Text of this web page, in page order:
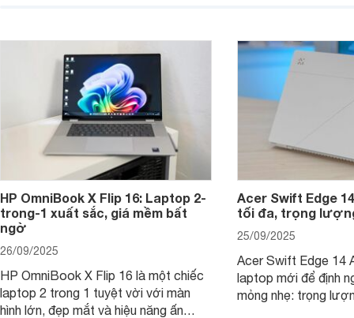
hút sự quan tâm lớn từ thị trường.
HP OmniBook X Flip 16: Laptop 2-
trong-1 xuất sắc, giá mềm bất
ngờ
26/09/2025
HP OmniBook X Flip 16 là một chiếc
laptop 2 trong 1 tuyệt vời với màn
hình lớn, đẹp mắt và hiệu năng ấn
Acer Swift Edge
tối đa, trọng
25/09/2025
Acer Swift Edge 14
laptop mới để định
mỏng nhẹ: trọng